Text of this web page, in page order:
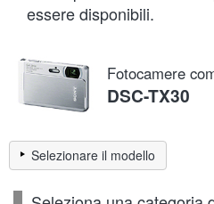
essere disponibili.
Fotocamere
DSC-TX30
Selezionare il modello